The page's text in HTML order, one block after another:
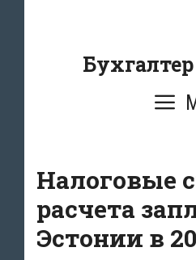
содержанию
Налоговые
расчета
Эстонии в